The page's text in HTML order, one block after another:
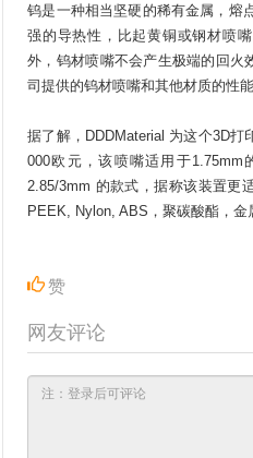
钨是一种相当坚硬的稀有金属，熔
强的导热性，比起黄铜或钢材喷
外，钨材喷嘴不会产生极端的回火
司提供的钨材喷嘴和其他材质的性
据了解，DDDMaterial 为这个3D打
000欧元，该喷嘴适用于
2.85/3mm 的款式，据称该装置更
PEEK, Nylon, ABS，聚碳酸酯，金
赞
网友评论